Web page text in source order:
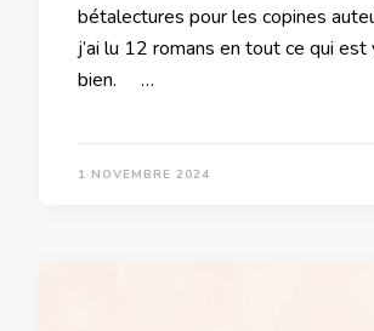
bétalectures pour les copines
j’ai lu 12 romans en tout ce qui est
bien. …
1 NOVEMBRE 2024